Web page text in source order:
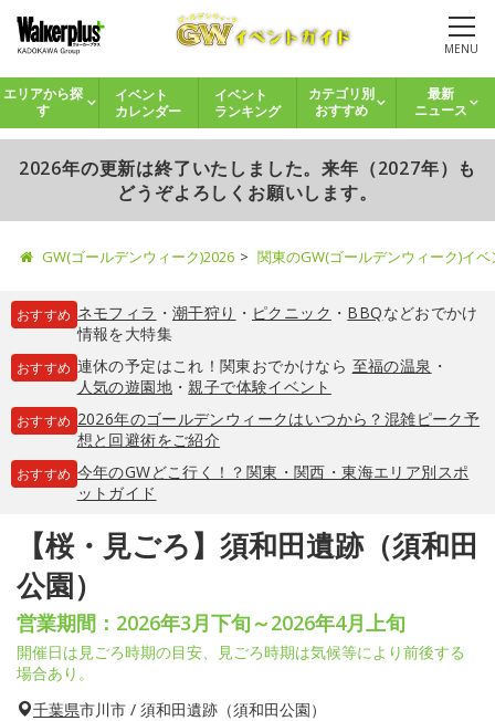
MENU
エリアから探
す
イベント
カレンダー
イベント
ランキング
カテゴリ別
おすすめ
最新
ニュース
2026年の更新は終了いたしました。来年（2027年）も
どうぞよろしくお願いします。
GW(ゴールデンウィーク)2026 関東のGW(ゴールデンウィーク)イ
おすすめ ネモフィラ ・ 潮干狩り ・ ピクニック ・ BBQなどおでかけ
情報を大特集
おすすめ 連休の予定はこれ！関東おでかけなら 至福の温泉 ・
人気の遊園地・親子で体験イベント
おすすめ 2026年のゴールデンウィークはいつから？混雑ピーク予
想と回避術をご紹介
おすすめ 今年のGWどこ行く！？関東・関西・東海エリア別スポ
ットガイド
【桜・見ごろ】須和田遺跡（須和田
公園）
営業期間：2026年3月下旬～2026年4月上旬
開催日は見ごろ時期の目安、見ごろ時期は気候等により前後する
場合あり。
千葉県市川市 / 須和田遺跡（須和田公園）